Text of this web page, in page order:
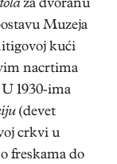
za dvoranu
Muzeja
kući
nacrtima
1930-ima
(devet
crkvi u
freskama do